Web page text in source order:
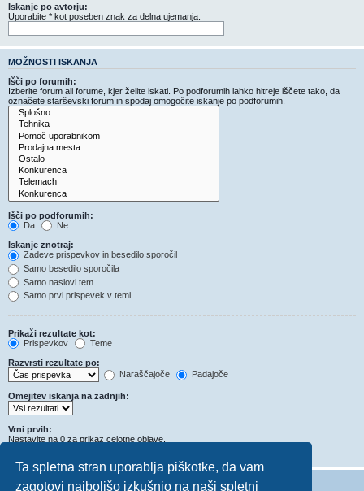
Ta spletna stran uporablja piškotke, da vam
zagotovi najboljšo izkušnjo na naši spletni
Iskanje po avtorju:
Uporabite * kot poseben znak za delna ujemanja.
MOŽNOSTI ISKANJA
Išči po forumih:
Izberite forum ali forume, kjer želite iskati. Po podforumih lahko hitreje iščete tako, da
označete starševski forum in spodaj omogočite iskanje po podforumih.
Išči po podforumih:
Da
Ne
Iskanje znotraj:
Zadeve prispevkov in besedilo sporočil
Samo besedilo sporočila
Samo naslovi tem
Samo prvi prispevek v temi
Prikaži rezultate kot:
Prispevkov
Teme
Razvrsti rezultate po:
Naraščajoče
Padajoče
Omejitev iskanja na zadnjih:
Vrni prvih:
Nastavite na 0 za prikaz celotne objave.